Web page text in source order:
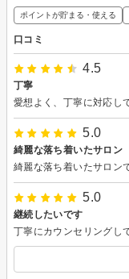
ポイントが貯まる・使える
口コミ
4.5
丁寧
5.0
綺麗な落ち着いたサロン
5.0
継続したいです